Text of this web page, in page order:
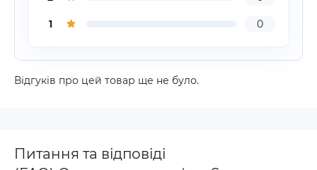
1 0
Відгуків про цей товар ще не було.
Питання та відповіді